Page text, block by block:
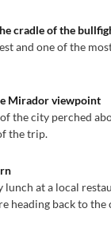
cradle of the
and one of the
Mirador viewpoint
the city perched
the trip.
lunch at a local
heading back to